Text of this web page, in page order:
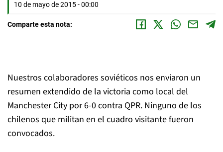
10 de mayo de 2015 - 00:00
Comparte esta nota:
Nuestros colaboradores soviéticos nos enviaron un
resumen extendido de la victoria como local del
Manchester City por 6-0 contra QPR. Ninguno de los
chilenos que militan en el cuadro visitante fueron
convocados.